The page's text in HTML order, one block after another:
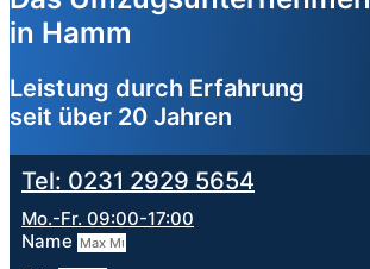
in Hamm
Leistung durch Erfahrung
seit über 20 Jahren
Tel: 0231 2929 5654
Mo.-Fr. 09:00-17:00
Name